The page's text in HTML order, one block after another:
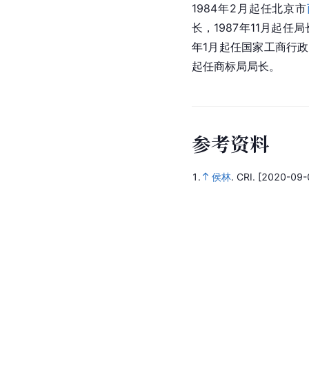
1984年2月起任北京市
长，1987年11月起任
年1月起任国家工商行
起任商标局局长。
参考资料
1. 侯林. CRI. [2020-09-